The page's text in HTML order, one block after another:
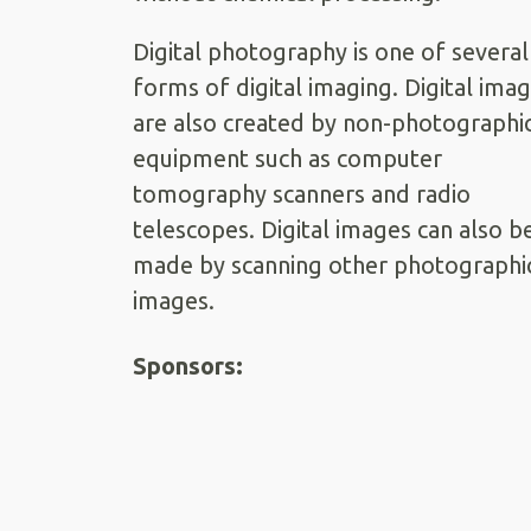
Digital photography is one of several
forms of digital imaging. Digital
are also created by non-
equipment such as computer
tomography scanners and radio
telescopes. Digital images can also
made by scanning other
images.
Sponsors: